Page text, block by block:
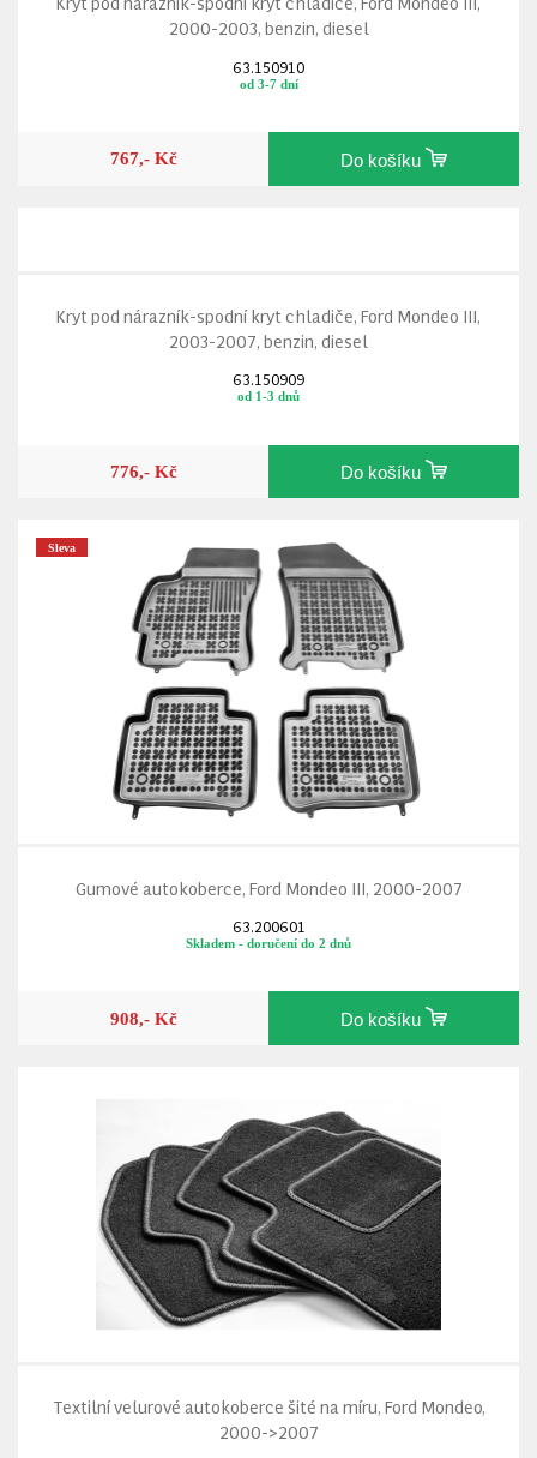
2000-2003, benzin, diesel
63.150910
od 3-7 dní
767,- Kč Do košíku
Kryt pod nárazník-spodní kryt chladiče, Ford Mondeo III,
2003-2007, benzin, diesel
63.150909
od 1-3 dnů
776,- Kč Do košíku
Sleva
Gumové autokoberce, Ford Mondeo III, 2000-2007
63.200601
Skladem - doručení do 2 dnů
908,- Kč Do košíku
Textilní velurové autokoberce šité na míru, Ford Mondeo,
2000->2007